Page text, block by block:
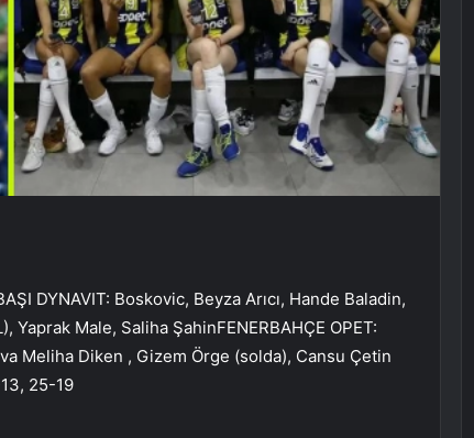
DYNAVIT: Boskovic, Beyza Arıcı, Hande Baladin,
Male, Saliha ŞahinFENERBAHÇE OPET:
Meliha Diken , Gizem Örge (solda), Cansu Çetin
25-19